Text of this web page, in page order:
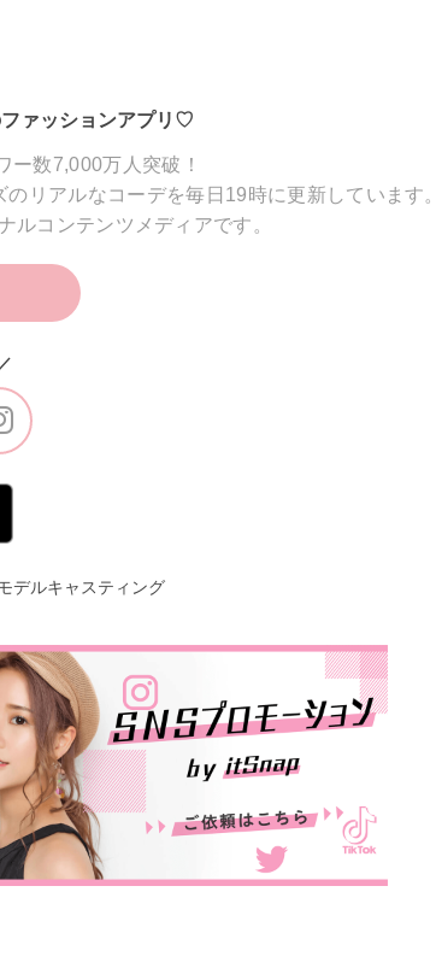
ファッションアプリ♡
ー数7,000万人突破！
リアルなコーデを毎日19時に更新しています。
ルコンテンツメディアです。
デルキャスティング